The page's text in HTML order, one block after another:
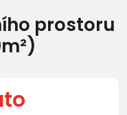
prostoru